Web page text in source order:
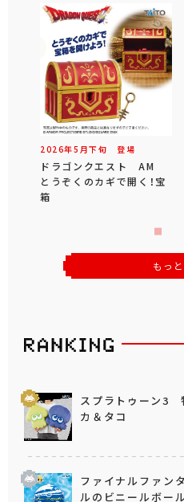
2026年5 月下旬 登場
ドラゴンクエスト AM
とうぞくのカギで開く！宝
箱
もっ
スプラトゥーン3
カ＆タコ
ファイナルファ
ルのビニールボー